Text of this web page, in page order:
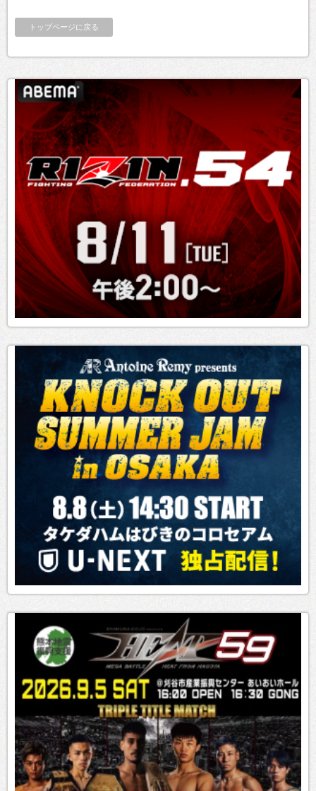
トップページに戻る